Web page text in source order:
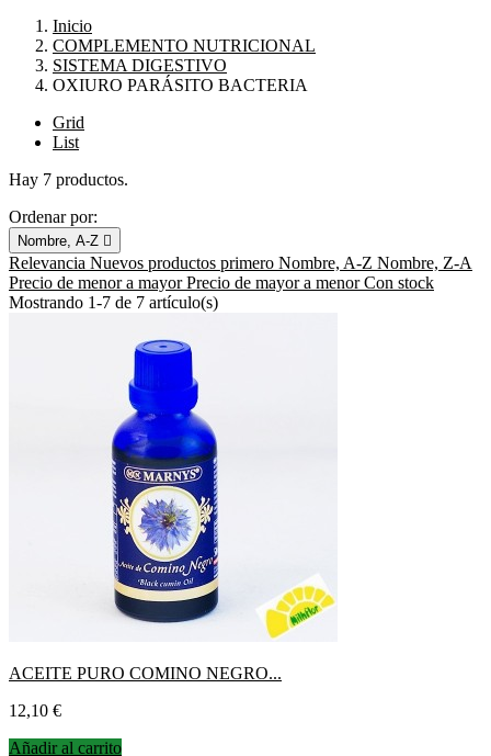
Inicio
COMPLEMENTO NUTRICIONAL
SISTEMA DIGESTIVO
OXIURO PARÁSITO BACTERIA
Grid
List
Hay 7 productos.
Ordenar por:
Nombre, A-Z 
Relevancia Nuevos productos primero Nombre, A-Z Nombre, Z-A
Precio de menor a mayorPrecio de mayor a menorCon stock
Mostrando 1-7 de 7 artículo(s)
ACEITE PURO COMINO NEGRO...
Precio
12,10 €
Añadir al carrito